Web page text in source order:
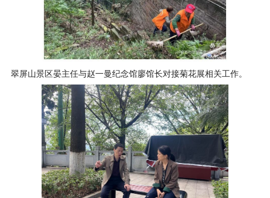
翠屏山景区晏主任与赵一曼纪念馆廖馆长对接菊花展相关工作。